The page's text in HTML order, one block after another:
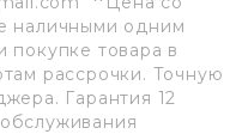
наличными одним
покупке товара в
рассрочки. Точную
Гарантия 12